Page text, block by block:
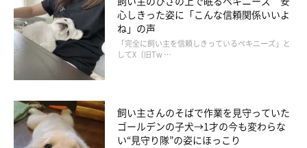
心しきった姿に「こんな信頼関係いいよ
ね」の声
「完全に飼い主を信頼しきっているペキニーズ」と
してX（旧Tw …
飼い主さんのそばで作業を見守っていた
ゴールデンの子犬→1才の今も変わらな
い“見守り隊”の姿にほっこり